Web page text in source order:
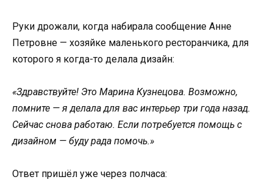
Руки дрожали, когда набирала сообщение Анне
Петровне — хозяйке маленького ресторанчика, для
которого я когда-то делала дизайн:
«Здравствуйте! Это Марина Кузнецова. Возможно,
помните — я делала для вас интерьер три года назад.
Сейчас снова работаю. Если потребуется помощь с
дизайном — буду рада помочь.»
Ответ пришёл уже через полчаса: